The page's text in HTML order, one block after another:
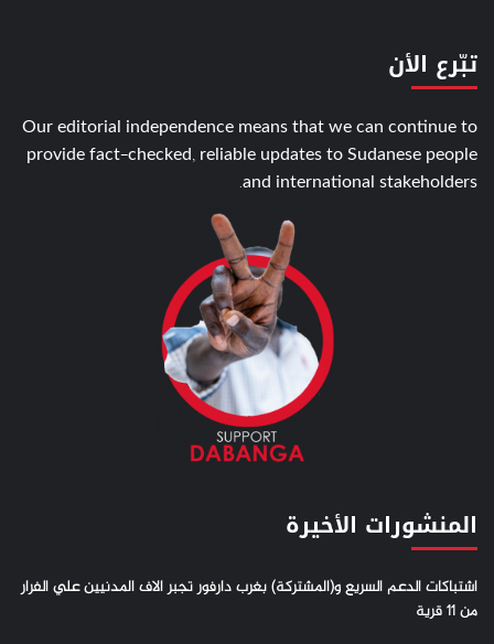
تبّرع الأن
Our editorial independence means that we can continue to
provide fact-checked, reliable updates to Sudanese people
and international stakeholders.
المنشورات الأخيرة
اشتباكات الدعم السريع و(المشتركة) بغرب دارفور تجبر الاف المدنيين علي الفرار
من 11 قرية